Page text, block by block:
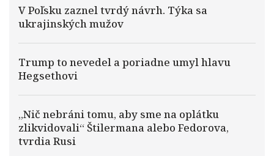
V Poľsku zaznel tvrdý návrh. Týka sa
ukrajinských mužov
Trump to nevedel a poriadne umyl hlavu
Hegsethovi
„Nič nebráni tomu, aby sme na oplátku
zlikvidovali“ Štilermana alebo Fedorova,
tvrdia Rusi